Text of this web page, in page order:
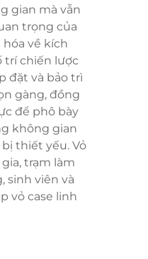
gian mà vẫn
trọng của
về kích
trí chiến lược
đặt và bảo trì
gàng, đồng
để phô bày
không gian
thiết yếu. Vỏ
trạm làm
sinh viên và
vỏ case linh